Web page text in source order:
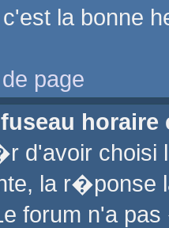
la bonne
page
horaire
d'avoir choisi
la r�ponse
forum n'a